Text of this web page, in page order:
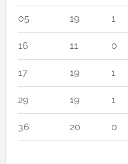
05 19 1
16 11 0
17 19 1
29 19 1
36 20 0